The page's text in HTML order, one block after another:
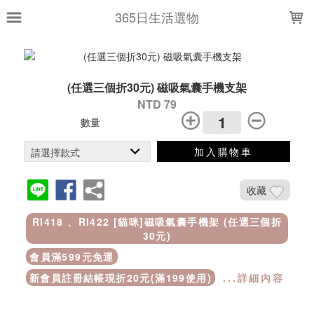
365日生活選物
(任選三個折30元) 磁吸氣囊手機支架
NTD 79
數量
加入購物車
收藏
RI418 、RI422 [貓咪]磁吸氣囊手機架 (任選三個折
30元)
會員滿599元免運
新會員註冊結帳現折20元(滿199使用)
...詳細內容